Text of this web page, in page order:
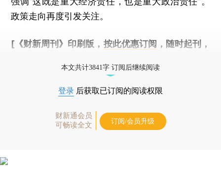
政策走向再度引发关注。
[《财新周刊》印刷版， 按此优惠订阅 ，随时起刊，
本文共计3841字 订阅后继续阅读
登录 后获取已订阅的阅读权限
财新通会员
可畅读全文
订阅/会员升级